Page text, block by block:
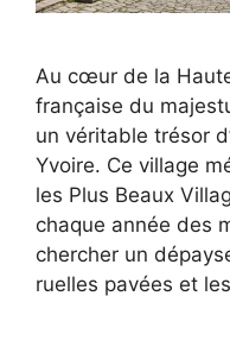
Au cœur de la
française du
un véritable trésor
Yvoire. Ce village
les Plus Beaux
chaque année des
chercher un
ruelles pavées et